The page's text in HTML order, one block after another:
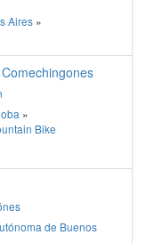
Aires »
»
Bike
de Buenos